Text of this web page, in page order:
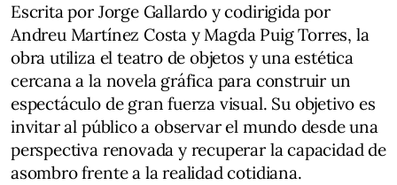
Escrita por Jorge Gallardo y codirigida por
Andreu Martínez Costa y Magda Puig Torres, la
obra utiliza el teatro de objetos y una estética
cercana a la novela gráfica para construir un
espectáculo de gran fuerza visual. Su objetivo es
invitar al público a observar el mundo desde una
perspectiva renovada y recuperar la capacidad de
asombro frente a la realidad cotidiana.